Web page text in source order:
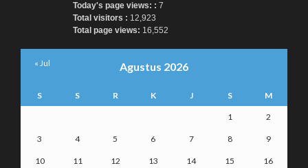
Today's page views: : 7
Total visitors : 12,923
Total page views: 16,552
Agustus 2026
S S R K J S M
1 2
3 4 5 6 7 8 9
10 11 12 13 14 15 16
« Jul